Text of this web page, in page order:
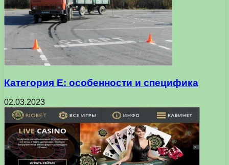
Категория Е: особенности и специфика
02.03.2023